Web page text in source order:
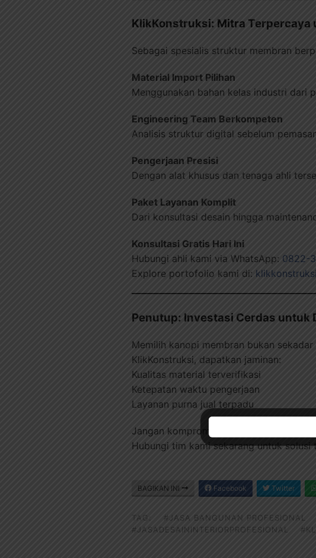
KlikKonstruksi: Mitra Terpercaya
Sebagai spesialis struktur membran
Material Import Pilihan
Menggunakan bahan kelas industri dari
Engineering Team Berkompeten
Analisis struktur digital sebelum
Pengerjaan Presisi
Dengan alat khusus dan tenaga ahli
Paket Layanan Komplit
Dari konsultasi desain hingga
Konsultasi Gratis Hari Ini
Hubungi ahli kami via WhatsApp: 0822-
Explore portofolio kami di:
Penutup: Investasi Cerdas untuk
Memilih kanopi membran bukan
KlikKonstruksi, dapatkan jaminan:
Kualitas material terverifikasi
Ketepatan waktu pengerjaan
Layanan purna jual terpadu
Jangan kompromikan kualitas –
Hubungi tim kami sekarang untuk solusi
BAGIKAN INI Facebook Twitter
TAG: #JASA BANGUNAN PROFESIONAL
#JASADESAININTERIORPROFESIONAL